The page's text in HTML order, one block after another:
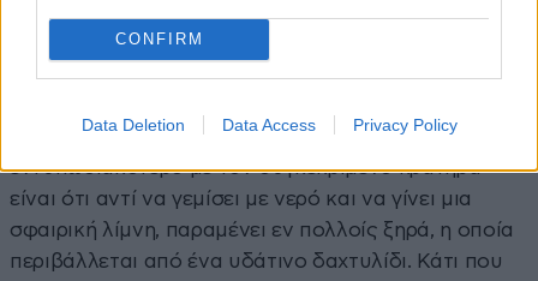
CONFIRM
Data Deletion Data Access Privacy Policy
εκατομμύρια χρόνια όταν ένας αστεροειδής μήκους
5 χιλιομέτρων χτύπησε την περιοχή. Η μήκους 100
μέγεθός της δεν κρύβεται όμως. Το
εντυπωσιακότερο με τον συγκεκριμένο κρατήρα
είναι ότι αντί να γεμίσει με νερό και να γίνει μια
σφαιρική λίμνη, παραμένει εν πολλοίς ξηρά, η οποία
περιβάλλεται από ένα υδάτινο δαχτυλίδι. Κάτι που